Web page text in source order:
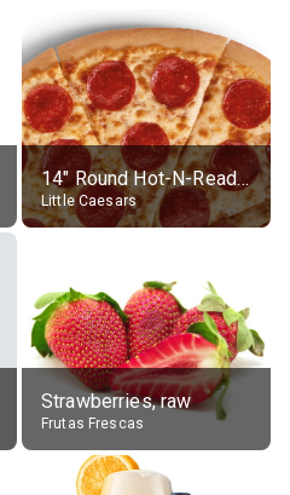
14" Round Hot-N-Ready Pepperoni Pizza
Little Caesars
Strawberries, raw
Frutas Frescas